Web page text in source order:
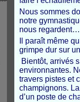
Nous sommes
notre
nous regardent…
Il paraît même
grimpe dur sur
Bientôt, arrivés
environnantes.
travers pistes et
champignons.
d’un poste de